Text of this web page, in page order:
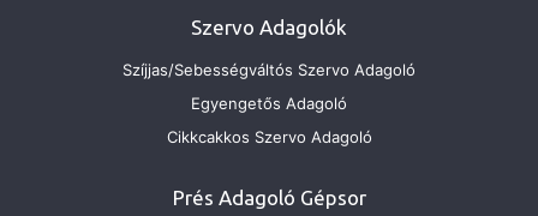
Szervo Adagolók
Szíjjas/Sebességváltós Szervo Adagoló
Egyengetős Adagoló
Cikkcakkos Szervo Adagoló
Prés Adagoló Gépsor